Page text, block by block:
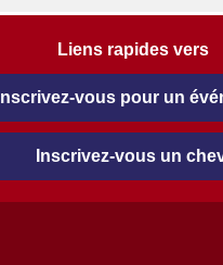
Liens rapides vers
Inscrivez-vous pour un
Inscrivez-vous un